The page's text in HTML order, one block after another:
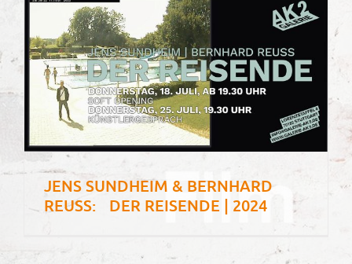
JENS SUNDHEIM & BERNHARD
REUSS: DER REISENDE | 2024